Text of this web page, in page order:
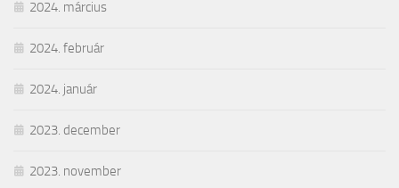
2024. március
2024. február
2024. január
2023. december
2023. november